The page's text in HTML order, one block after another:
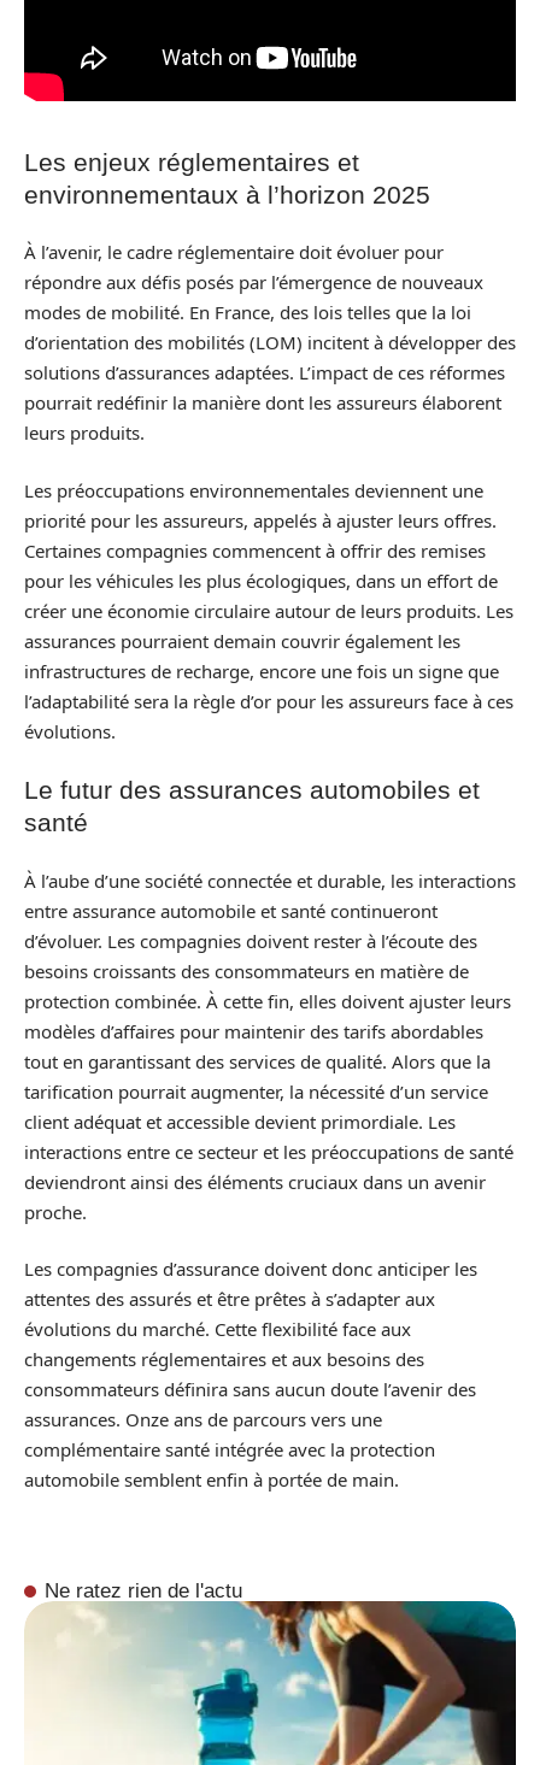
Les enjeux réglementaires et
environnementaux à l’horizon 2025
À l’avenir, le cadre réglementaire doit évoluer pour
répondre aux défis posés par l’émergence de nouveaux
modes de mobilité. En France, des lois telles que la loi
d’orientation des mobilités (LOM) incitent à développer des
solutions d’assurances adaptées. L’impact de ces réformes
pourrait redéfinir la manière dont les assureurs élaborent
leurs produits.
Les préoccupations environnementales deviennent une
priorité pour les assureurs, appelés à ajuster leurs offres.
Certaines compagnies commencent à offrir des remises
pour les véhicules les plus écologiques, dans un effort de
créer une économie circulaire autour de leurs produits. Les
assurances pourraient demain couvrir également les
infrastructures de recharge, encore une fois un signe que
l’adaptabilité sera la règle d’or pour les assureurs face à ces
évolutions.
Le futur des assurances automobiles et
santé
À l’aube d’une société connectée et durable, les interactions
entre assurance automobile et santé continueront
d’évoluer. Les compagnies doivent rester à l’écoute des
besoins croissants des consommateurs en matière de
protection combinée. À cette fin, elles doivent ajuster leurs
modèles d’affaires pour maintenir des tarifs abordables
tout en garantissant des services de qualité. Alors que la
tarification pourrait augmenter, la nécessité d’un service
client adéquat et accessible devient primordiale. Les
interactions entre ce secteur et les préoccupations de santé
deviendront ainsi des éléments cruciaux dans un avenir
proche.
Les compagnies d’assurance doivent donc anticiper les
attentes des assurés et être prêtes à s’adapter aux
évolutions du marché. Cette flexibilité face aux
changements réglementaires et aux besoins des
consommateurs définira sans aucun doute l’avenir des
assurances. Onze ans de parcours vers une
complémentaire santé intégrée avec la protection
automobile semblent enfin à portée de main.
Ne ratez rien de l'actu